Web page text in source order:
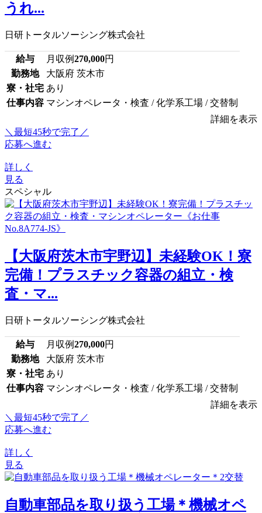
うれ...
日研トータルソーシング株式会社
給与 月収例270,000円
勤務地
大阪府 茨木市
寮・社宅 あり
仕事内容 マシンオペレータ・検査 / 化学系工場 / 交替制
詳細を表示
＼最短45秒で完了／
応募へ進む
詳しく
見る
スペシャル
【大阪府茨木市宇野辺】未経験OK！寮
完備！プラスチック容器の組立・検
査・マ...
日研トータルソーシング株式会社
給与 月収例270,000円
勤務地
大阪府 茨木市
寮・社宅 あり
仕事内容 マシンオペレータ・検査 / 化学系工場 / 交替制
詳細を表示
＼最短45秒で完了／
応募へ進む
詳しく
見る
自動車部品を取り扱う工場＊機械オペ